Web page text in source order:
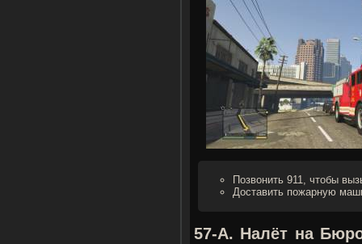
Позвонить 911, чтобы
Доставить пожарную
57-А. Налёт на